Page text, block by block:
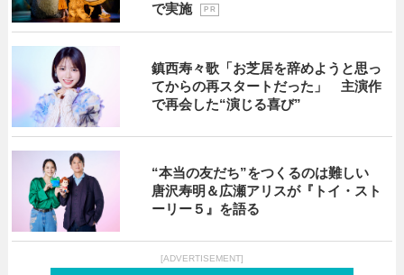
で実施
P R
鎮西寿々歌「お芝居を辞めようと思っ
てからの再スタートだった」 主演作
で再会した“演じる喜び”
“本当の友だち”をつくるのは難しい
唐沢寿明＆広瀬アリスが『トイ・スト
ーリー５』を語る
[ADVERTISEMENT]